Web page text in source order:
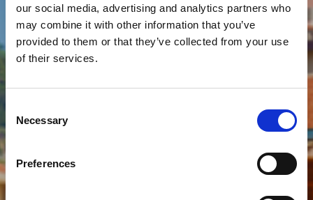
our social media, advertising and analytics partners who
may combine it with other information that you’ve
provided to them or that they’ve collected from your use
of their services.
Selection
Necessary
Preferences